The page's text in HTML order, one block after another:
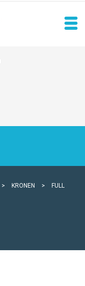
> KRONEN >
FULL